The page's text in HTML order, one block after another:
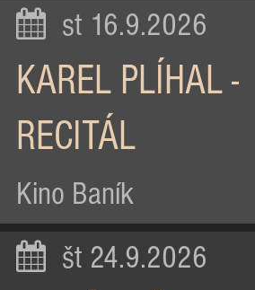
st 16.9.2026
KAREL PLÍHAL -
RECITÁL
Kino Baník
št 24.9.2026